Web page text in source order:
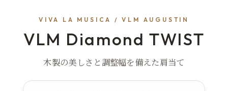
VIVA LA MUSICA / VLM AUGUSTIN
VLM Diamond TWIST
木製の美しさと調整幅を備えた肩当て